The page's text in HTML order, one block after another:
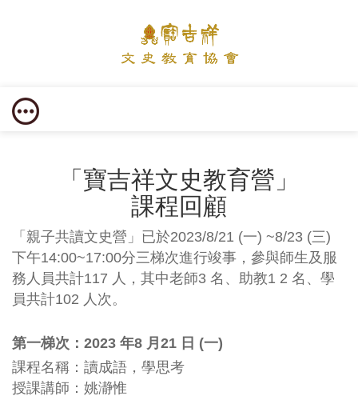
「寶吉祥文史教育營」
課程回顧
「親子共讀文史營」已於2023/8/21 (一) ~8/23 (三)
下午14:00~17:00分三梯次進行竣事，參與師生及服
務人員共計117 人，其中老師3 名、助教1 2 名、學
員共計102 人次。
第一梯次：2023 年8 月21 日 (一)
課程名稱：讀成語，學思考
授課講師：姚瀞惟